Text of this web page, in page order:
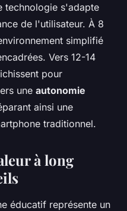
technologie s'adapte
de l'utilisateur. À 8
simplifié
Vers 12-14
pour
une autonomie
ainsi une
traditionnel.
à long
éducatif représente un